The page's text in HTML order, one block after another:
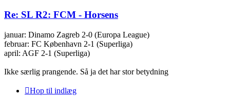
Re: SL R2: FCM - Horsens
januar: Dinamo Zagreb 2-0 (Europa League)
februar: FC København 2-1 (Superliga)
april: AGF 2-1 (Superliga)
Ikke særlig prangende. Så ja det har stor betydning
Hop til indlæg